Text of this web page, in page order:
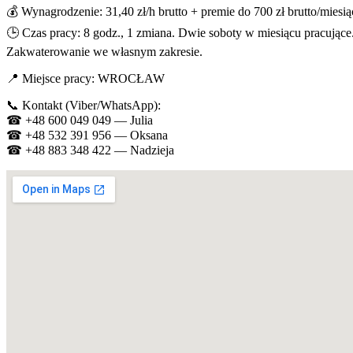
💰 Wynagrodzenie: 31,40 zł/h brutto + premie do 700 zł brutto/
🕒 Czas pracy: 8 godz., 1 zmiana. Dwie soboty w miesiącu
Zakwaterowanie we własnym zakresie.
📍 Miejsce pracy: WROCŁAW
📞 Kontakt (Viber/WhatsApp):
☎ +48 600 049 049 — Julia
☎ +48 532 391 956 — Oksana
☎ +48 883 348 422 — Nadzieja